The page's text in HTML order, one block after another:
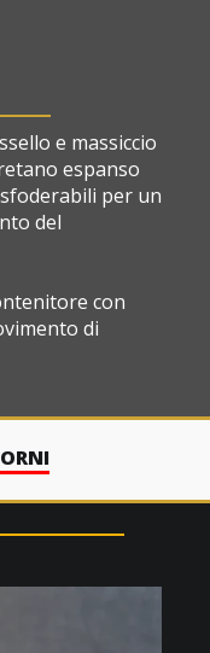
e massiccio
espanso
per un
del
con
di